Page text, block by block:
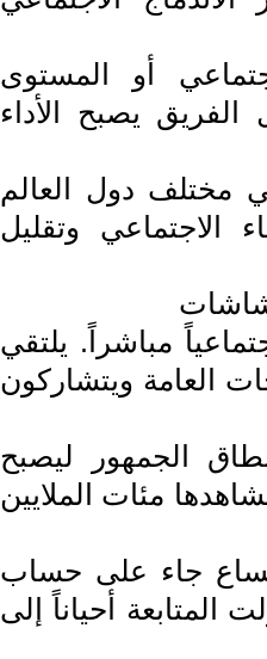
أو المستوى
الفريق يصبح الأداء
مختلف دول العالم
الاجتماعي وتقليل
مباشراً. يلتقي
العامة ويتشاركون
الجمهور ليصبح
مئات الملايين
جاء على حساب
المتابعة أحياناً إلى